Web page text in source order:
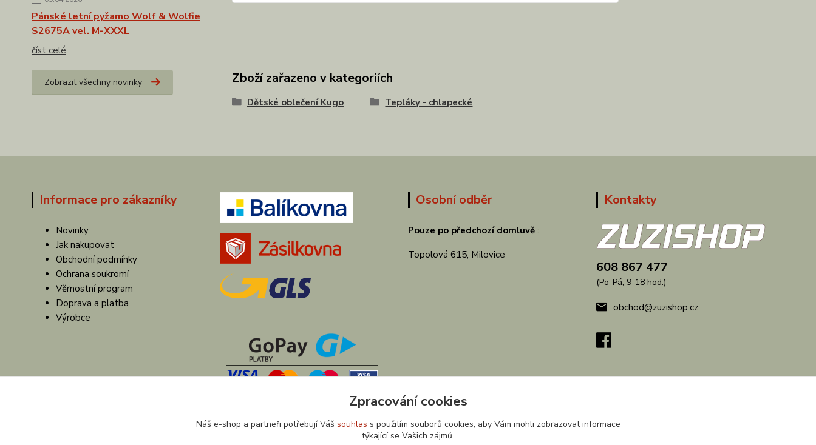
Pánské letní pyžamo Wolf & Wolfie
S2675A vel. M-XXXL
číst celé
Zobrazit všechny novinky Zboží zařazeno v kategoriích
Dětské oblečení Kugo Tepláky - chlapecké
Informace pro zákazníky
Novinky
Jak nakupovat
Obchodní podmínky
Ochrana soukromí
Věrnostní program
Doprava a platba
Výrobce
Osobní odběr
Pouze po předchozí domluvě :
Topolová 615, Milovice
Kontakty
608 867 477
(Po-Pá, 9-18 hod.)
obchod@zuzishop.cz
Zpracování cookies
Náš e-shop a partneři potřebují Váš souhlas s použitím souborů cookies, aby Vám mohli zobrazovat informace
týkající se Vašich zájmů.